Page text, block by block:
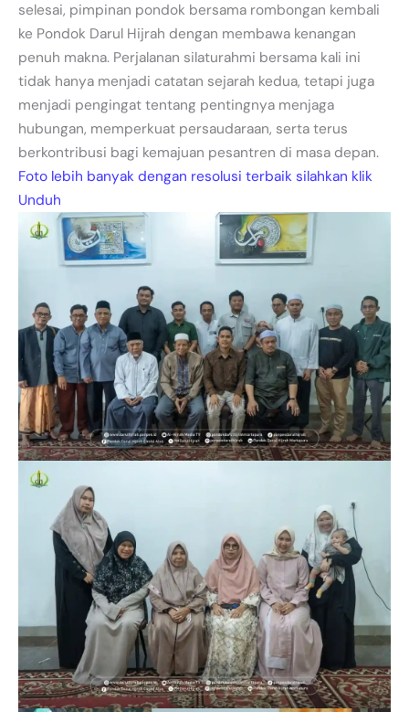
selesai, pimpinan pondok bersama rombongan kembali
ke Pondok Darul Hijrah dengan membawa kenangan
penuh makna. Perjalanan silaturahmi bersama kali ini
tidak hanya menjadi catatan sejarah kedua, tetapi juga
menjadi pengingat tentang pentingnya menjaga
hubungan, memperkuat persaudaraan, serta terus
berkontribusi bagi kemajuan pesantren di masa depan.
Foto lebih banyak dengan resolusi terbaik silahkan klik
Unduh